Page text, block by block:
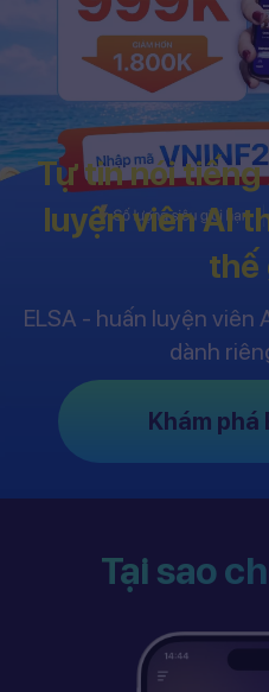
Tự tin nói
luyện viên AI
thế
ELSA - huấn luyện
dành
Khám phá
Tại sao